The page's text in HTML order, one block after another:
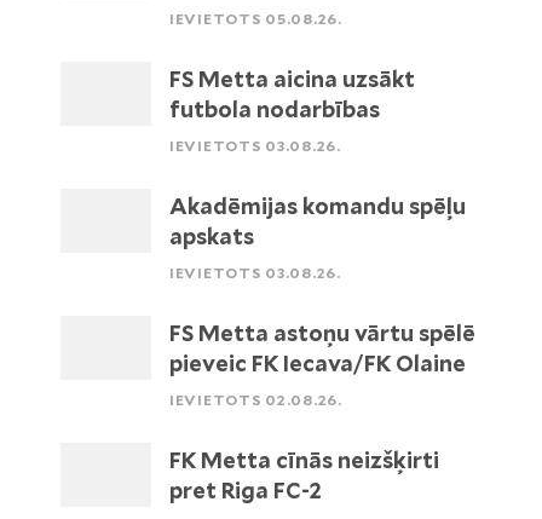
IEVIETOTS 05.08.26.
FS Metta aicina uzsākt
futbola nodarbības
IEVIETOTS 03.08.26.
Akadēmijas komandu spēļu
apskats
IEVIETOTS 03.08.26.
FS Metta astoņu vārtu spēlē
pieveic FK Iecava/FK Olaine
IEVIETOTS 02.08.26.
FK Metta cīnās neizšķirti
pret Riga FC-2